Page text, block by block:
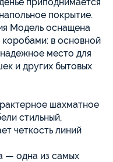
покрытие.
Модель оснащена
в основной
место для
и других бытовых
шахматное
стильный,
четкость линий
— одна из самых